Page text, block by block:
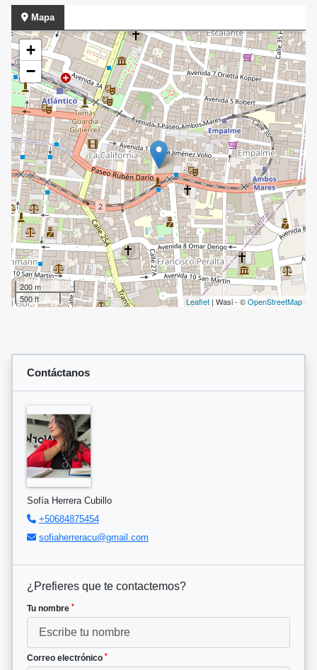
Mapa
+
−
200 m
500 ft
Leaflet | Wasi - ©OpenStreetMap
Contáctanos
Sofía Herrera Cubillo
+50684875454
sofiaherreracu@gmail.com
¿Prefieres que te contactemos?
Tu nombre *
Correo electrónico *